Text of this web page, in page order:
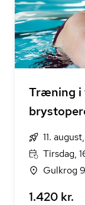
Træning i
11.
Tirsdag,
Gulkrog
1.420 kr.